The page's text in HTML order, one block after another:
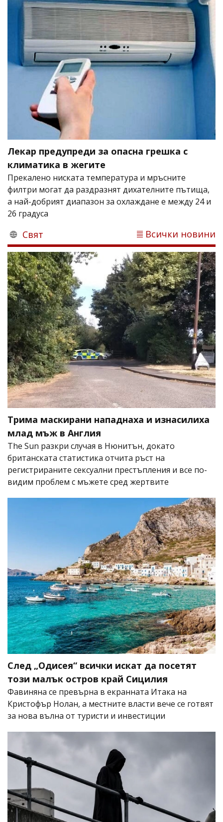
Лекар предупреди за опасна грешка с
климатика в жегите
Прекалено ниската температура и мръсните
филтри могат да раздразнят дихателните пътища,
а най-добрият диапазон за охлаждане е между 24 и
26 градуса
Свят Всички новини
Трима маскирани нападнаха и изнасилиха
млад мъж в Англия
The Sun разкри случая в Нюнитън, докато
британската статистика отчита ръст на
регистрираните сексуални престъпления и все по-
видим проблем с мъжете сред жертвите
След „Одисея“ всички искат да посетят
този малък остров край Сицилия
Фавиняна се превърна в екранната Итака на
Кристофър Нолан, а местните власти вече се готвят
за нова вълна от туристи и инвестиции